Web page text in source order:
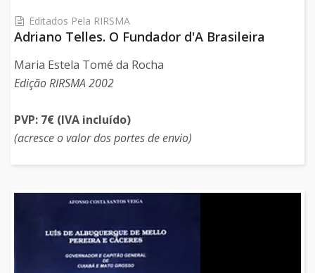
Editados Pela RIRSMA
Adriano Telles. O Fundador d'A Brasileira
Maria Estela Tomé da Rocha
Edição RIRSMA 2002
PVP: 7€ (IVA incluído)
(acresce o valor dos portes de envio)